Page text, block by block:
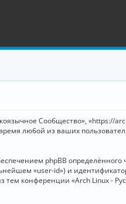
Сообщество», «https://
любой из ваших
phpBB
«user-id») и
конференции «Arch Linux -